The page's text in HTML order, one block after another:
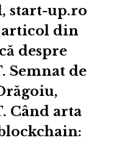
start-up.ro
din
despre
Semnat de
Când arta